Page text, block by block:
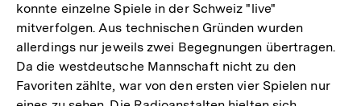
konnte einzelne Spiele in der Schweiz "live"
mitverfolgen. Aus technischen Gründen wurden
allerdings nur jeweils zwei Begegnungen übertragen.
Da die westdeutsche Mannschaft nicht zu den
Favoriten zählte, war von den ersten vier Spielen nur